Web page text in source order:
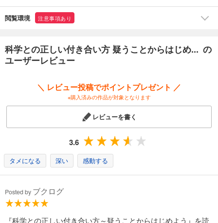
閲覧環境 注意事項あり
科学との正しい付き合い方 疑うことからはじめ... の
ユーザーレビュー
＼ レビュー投稿でポイントプレゼント ／
※購入済みの作品が対象となります
レビューを書く
3.6
タメになる 深い 感動する
Posted by ブクログ
『科学との正しい付き合い方～疑うことからはじめよう』を読